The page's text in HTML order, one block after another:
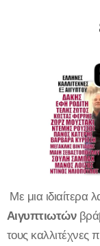
Με μια ιδιαίτερα
Αιγυπτιωτών
τους καλλιτέχνες